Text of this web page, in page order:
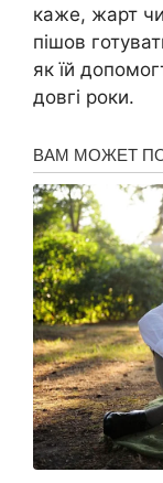
каже, жарт
пішов
як їй
довгі роки.